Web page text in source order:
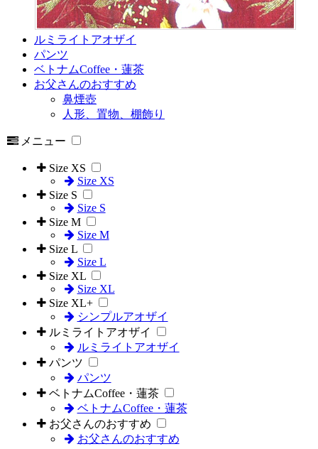
ルミライトアオザイ
パンツ
ベトナムCoffee・蓮茶
お父さんのおすすめ
鼻煙壺
人形、置物、棚飾り
メニュー
Size XS
Size XS
Size S
Size S
Size M
Size M
Size L
Size L
Size XL
Size XL
Size XL+
シンプルアオザイ
ルミライトアオザイ
ルミライトアオザイ
パンツ
パンツ
ベトナムCoffee・蓮茶
ベトナムCoffee・蓮茶
お父さんのおすすめ
お父さんのおすすめ